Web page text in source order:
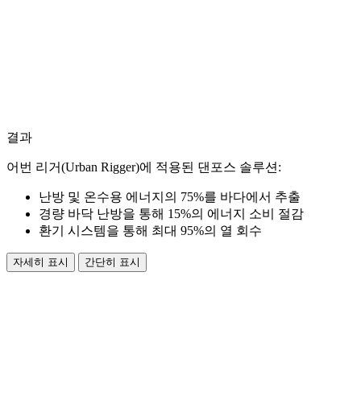
결과
어번 리거(Urban Rigger)에 적용된 댄포스 솔루션:
난방 및 온수용 에너지의 75%를 바다에서 추출
경량 바닥 난방을 통해 15%의 에너지 소비 절감
환기 시스템을 통해 최대 95%의 열 회수
자세히 표시 간단히 표시